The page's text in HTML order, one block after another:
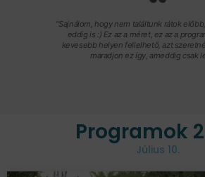
"Sajnálom, hogy nem találtunk rátok
eddig is :) Ez az a méret, ez az a
kevesebb helyen fellelhető, azt
maradjon ez így, ameddig csak
Programok
Július 10.